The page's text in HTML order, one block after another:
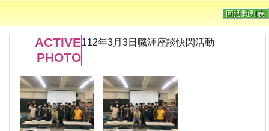
回活動列表
ACTIVE
PHOTO
112年3月3日職涯座談快閃活動